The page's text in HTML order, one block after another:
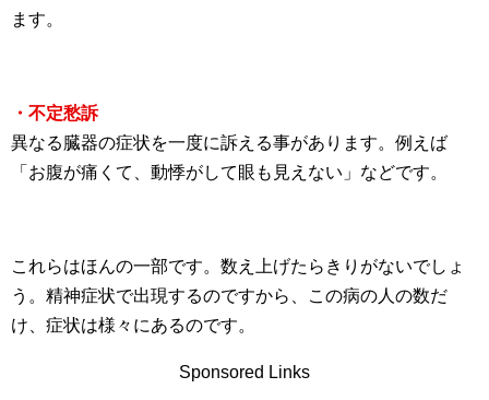
ます。
・不定愁訴
異なる臓器の症状を一度に訴える事があります。例えば
「お腹が痛くて、動悸がして眼も見えない」などです。
これらはほんの一部です。数え上げたらきりがないでしょ
う。精神症状で出現するのですから、この病の人の数だ
け、症状は様々にあるのです。
Sponsored Links